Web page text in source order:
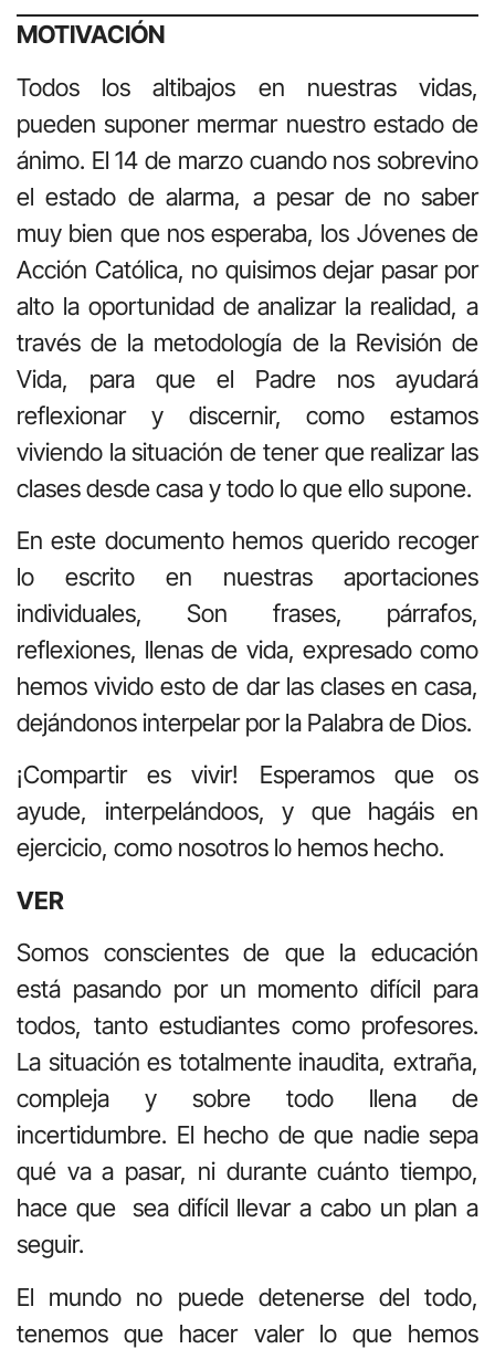
MOTIVACIÓN
Todos los altibajos en nuestras vidas,
pueden suponer mermar nuestro estado de
ánimo. El 14 de marzo cuando nos sobrevino
el estado de alarma, a pesar de no saber
muy bien que nos esperaba, los Jóvenes de
Acción Católica, no quisimos dejar pasar por
alto la oportunidad de analizar la realidad, a
través de la metodología de la Revisión de
Vida, para que el Padre nos ayudará
reflexionar y discernir, como estamos
viviendo la situación de tener que realizar las
clases desde casa y todo lo que ello supone.
En este documento hemos querido recoger
lo escrito en nuestras aportaciones
individuales, Son frases, párrafos,
reflexiones, llenas de vida, expresado como
hemos vivido esto de dar las clases en casa,
dejándonos interpelar por la Palabra de Dios.
¡Compartir es vivir! Esperamos que os
ayude, interpelándoos, y que hagáis en
ejercicio, como nosotros lo hemos hecho.
VER
Somos conscientes de que la educación
está pasando por un momento difícil para
todos, tanto estudiantes como profesores.
La situación es totalmente inaudita, extraña,
compleja y sobre todo llena de
incertidumbre. El hecho de que nadie sepa
qué va a pasar, ni durante cuánto tiempo,
hace que sea difícil llevar a cabo un plan a
seguir.
El mundo no puede detenerse del todo,
tenemos que hacer valer lo que hemos